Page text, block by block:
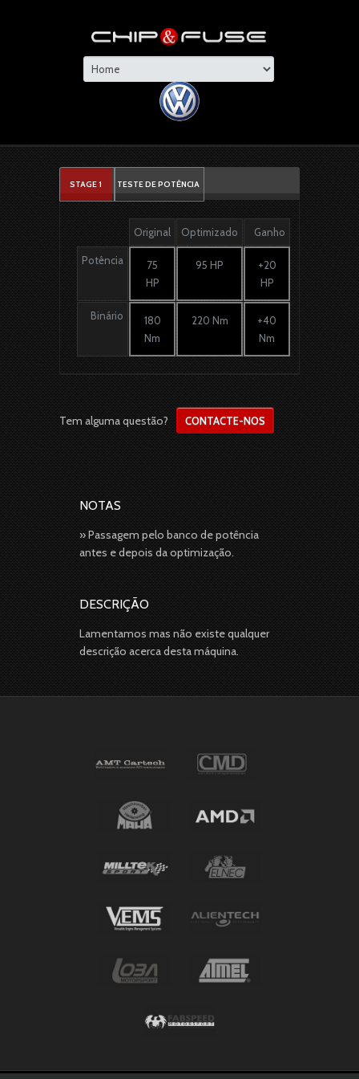
STAGE 1 TESTE DE POTÊNCIA
Original Optimizado Ganho
Potência
75
HP
95 HP
+20
HP
Binário
180
Nm
220 Nm
+40
Nm
Tem alguma questão? CONTACTE-NOS
NOTAS
» Passagem pelo banco de potência
antes e depois da optimização.
DESCRIÇÃO
Lamentamos mas não existe qualquer
descrição acerca desta máquina.